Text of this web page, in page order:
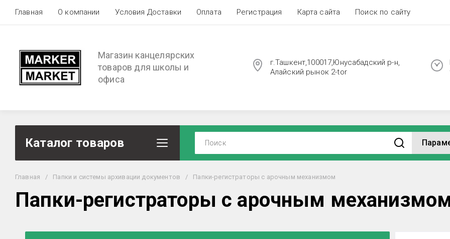
Главная О компании Условия Доставки Оплата Регистрация Карта сайта Поиск по сайту
Магазин канцелярских
товаров для школы и
офиса
г.Ташкент,100017,Юнусабадский р-н,
Алайский рынок 2-tor
Каталог товаров
Главная / Папки и системы архивации документов / Папки-регистраторы с арочным механизмом
Папки-регистраторы с арочным